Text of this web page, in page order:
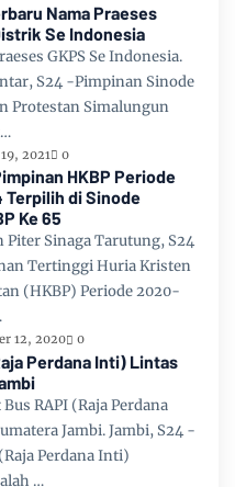
Nama Praeses
Se Indonesia
GKPS Se Indonesia.
S24 -Pimpinan Sinode
Protestan Simalungun
2021 0
HKBP Periode
Terpilih di Sinode
Ke 65
Piter Sinaga Tarutung, S24
Tertinggi Huria Kristen
(HKBP) Periode 2020-
12, 2020 0
Perdana Inti) Lintas
RAPI (Raja Perdana
Jambi. Jambi, S24 -
Perdana Inti)
…